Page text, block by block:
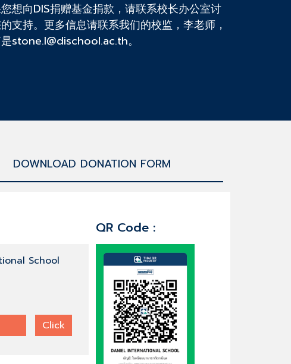
想向DIS捐赠基金捐款，请联系校长办公室讨
支持。更多信息请联系我们的校监，李老师，
stone.l@dischool.ac.th。
DOWNLOAD DONATION FORM
School
Click
QR Code :